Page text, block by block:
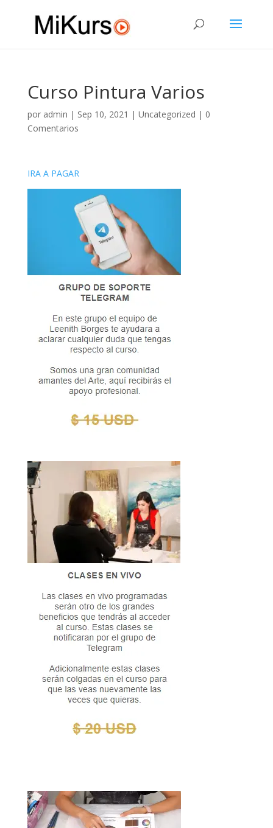
Curso Pintura Varios
por admin | Sep 10, 2021 | Uncategorized | 0
Comentarios
IRA A PAGAR